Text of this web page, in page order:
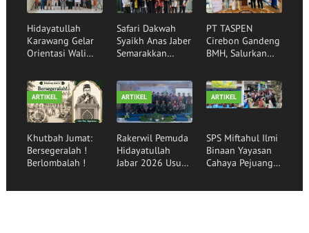
Hidayatullah
Karawang Gelar
Orientasi Wali
Mewujudkan
Generasi Qurani
Safari Dakwah
Syaikh Anas Jaber
Semarakkan
Hidayatullah
Garut
PT TASPEN
Cirebon Gandeng
BMH, Salurkan
kepada Santri
Binaan
ARTIKEL
Khutbah Jumat:
Bersegeralah !
Berlombalah !
ARTIKEL
Rakerwil Pemuda
Hidayatullah
Jabar 2026 Usung
ARTIKEL
SPS Miftahul Ilmi
Binaan Yayasan
Cahaya Pejuang